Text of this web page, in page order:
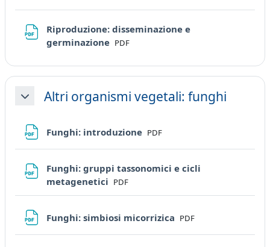
Riproduzione: disseminazione e
germinazione File
PDF
MinimizzaAltri organismi vegetali: funghi
Funghi: introduzione File
PDF
Funghi: gruppi tassonomici e cicli
metagenetici File
PDF
Funghi: simbiosi micorrizica File
PDF